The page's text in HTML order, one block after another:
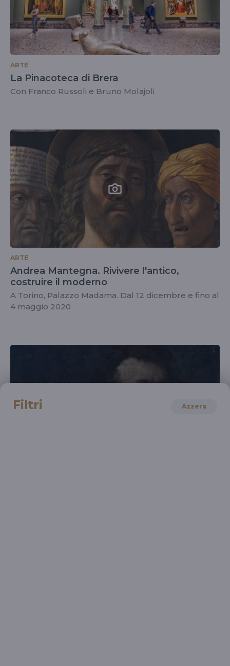
ARTE
La Pinacoteca di Brera
Con Franco Russoli e Bruno Molajoli
ARTE
Andrea Mantegna. Rivivere l'antico,
costruire il moderno
A Torino, Palazzo Madama. Dal 12 dicembre e fino al
4 maggio 2020
Filtri Azzera